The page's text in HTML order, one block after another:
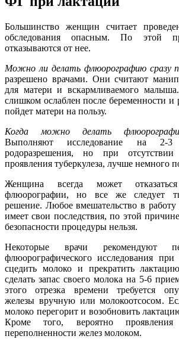
Большинство женщин считает
обследования опасным. По этой
отказываются от нее.
Можно ли делать флюорографию сразу
разрешено врачами. Они считают
для матери и вскармливаемого
слишком ослаблен после беременности и
пойдет матери на пользу.
Когда можно делать
Выполняют исследование на
родоразрешения, но при
проявления туберкулеза, лучше немного
Женщина всегда может
флюорографии, но все же следует
решение. Любое вмешательство в работу
имеет свои последствия, по этой
безопасности процедуры нельзя.
Некоторые врачи рекомендуют
флюорографического исследования
сцедить молоко и прекратить
сделать запас своего молока на 5-6
этого отрезка времени требуется
железы вручную или молокоотсосом.
молоко перегорит и возобновить
Кроме того, вероятно проявления
переполненности желез молоком.